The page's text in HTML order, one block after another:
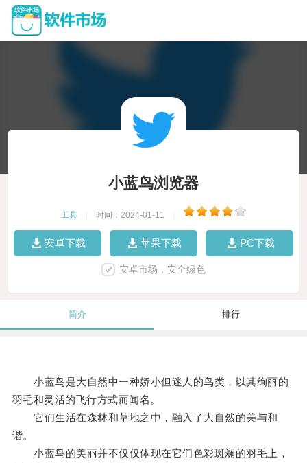
小蓝鸟浏览器
工具 时间：2024-01-11
安卓下载 苹果下载 PC下载
安卓市场，安全绿色
简介 排行
小蓝鸟是大自然中一种娇小但迷人的鸟类，以其绚丽的
羽毛和灵活的飞行方式而闻名。
它们生活在森林和草地之中，融入了大自然的美与和
谐。
小蓝鸟的美丽并不仅仅体现在它们色彩斑斓的羽毛上，